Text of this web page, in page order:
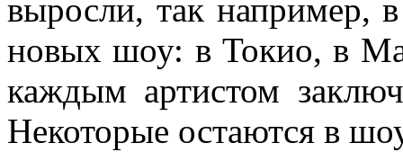
выросли, так например,
новых шоу: в Токио, в
каждым артистом
Некоторые остаются в